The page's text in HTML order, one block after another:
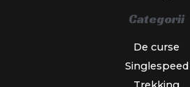
Categorii
De curse
Singlespeed